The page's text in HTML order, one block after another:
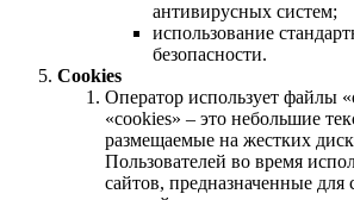
антивирусных систем;
использование
безопасности.
Cookies
Оператор использует файлы
«cookies» – это небольшие
размещаемые на жестких
Пользователей во время
сайтов, предназначенные для